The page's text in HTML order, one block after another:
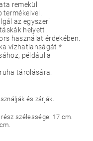
remekül
az egyszeri
helyett.
használat érdekében.
vízhatlanságát.*
például a
tárolására.
és zárják.
szélessége: 17 cm.